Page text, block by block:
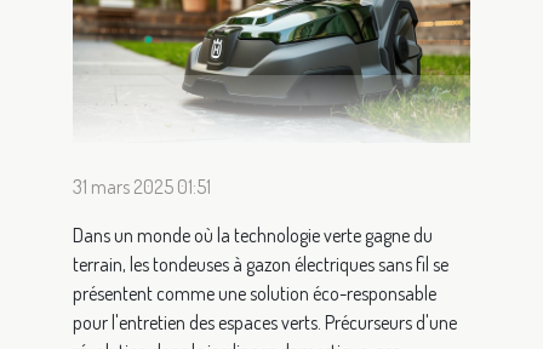
31 mars 2025 01:51
Dans un monde où la technologie verte gagne du
terrain, les tondeuses à gazon électriques sans fil se
présentent comme une solution éco-responsable
pour l'entretien des espaces verts. Précurseurs d'une